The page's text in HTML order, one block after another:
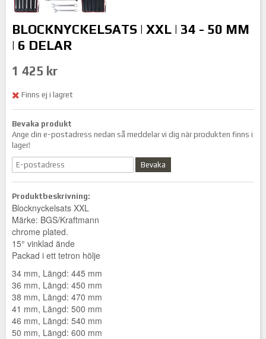
BLOCKNYCKELSATS | XXL | 34 - 50 MM
| 6 DELAR
1 425 kr
Finns ej i lagret
Bevaka produkt
Ange din e-postadress nedan så meddelar vi dig när produkten finns i
lager!
Bevaka
Produktbeskrivning:
Blocknyckelsats XXL
Märke: BGS/Kraftmann
chrome plated.
15° vinklad ände
Packad i ett tetron hölje
34 mm, Längd: 445 mm
36 mm, Längd: 450 mm
38 mm, Längd: 470 mm
41 mm, Längd: 500 mm
46 mm, Längd: 540 mm
50 mm, Längd: 600 mm